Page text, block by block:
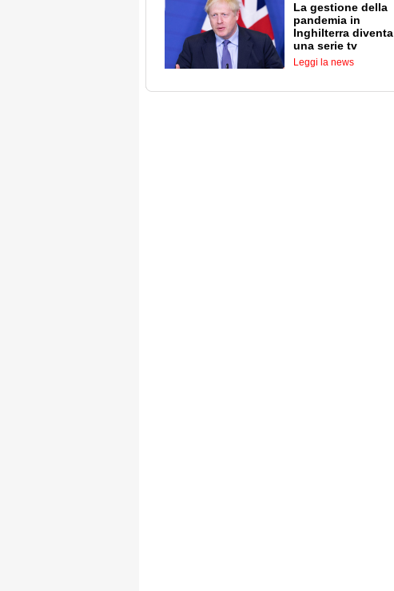
La gestione della
pandemia in
Inghilterra diventa
una serie tv
Leggi la news